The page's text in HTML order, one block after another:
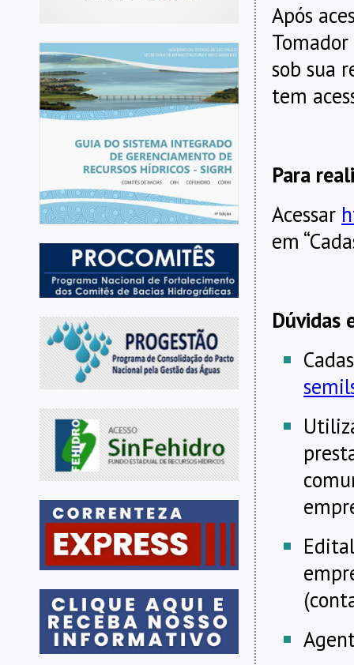
Após
sob sua
tem
Para
Acessar
em
Dúvidas